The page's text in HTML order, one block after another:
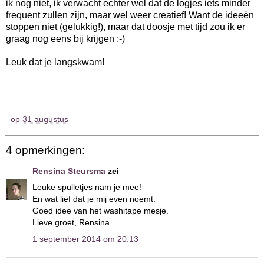
ik nog niet, ik verwacht echter wel dat de logjes iets minder
frequent zullen zijn, maar wel weer creatief! Want de ideeën
stoppen niet (gelukkig!), maar dat doosje met tijd zou ik er
graag nog eens bij krijgen :-)
Leuk dat je langskwam!
op 31 augustus
4 opmerkingen:
Rensina Steursma zei
Leuke spulletjes nam je mee!
En wat lief dat je mij even noemt.
Goed idee van het washitape mesje.
Lieve groet, Rensina
1 september 2014 om 20:13